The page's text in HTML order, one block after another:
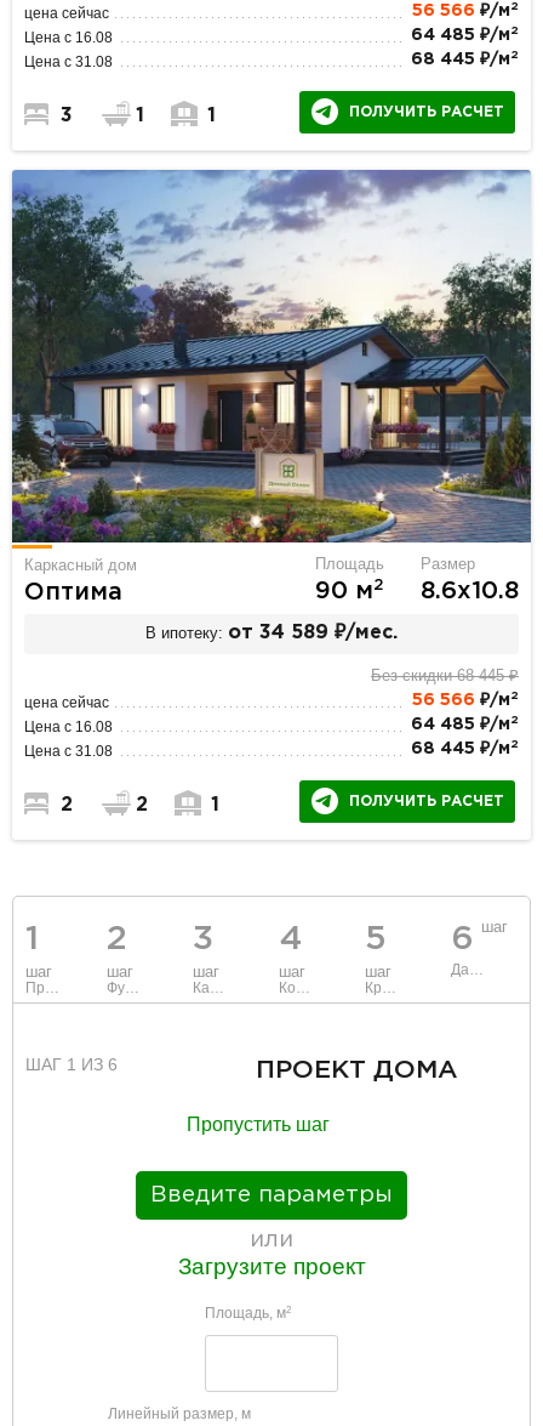
1
шаг
2
шаг
3
шаг
4
шаг
5
шаг
6 шаг
ШАГ 1 ИЗ 6 ПРОЕКТ ДОМА
Пропустить шаг
Введите параметры
или
Загрузите проект
Площадь, м2
Линейный размер, м
цена сейчас 56 566 ₽/м 2
Цена с 16.08 64 485 ₽/м 2
Цена с 31.08 68 445 ₽/м 2
3 1 1 ПОЛУЧИТЬ РАСЧЕТ
Каркасный дом
Оптима
Площадь
90 м2
Размер
8.6х10.8
В ипотеку: от 34 589 ₽/мес.
Без скидки 68 445 ₽
цена сейчас 56 566 ₽/м 2
Цена с 16.08 64 485 ₽/м 2
Цена с 31.08 68 445 ₽/м 2
2 2 1 ПОЛУЧИТЬ РАСЧЕТ